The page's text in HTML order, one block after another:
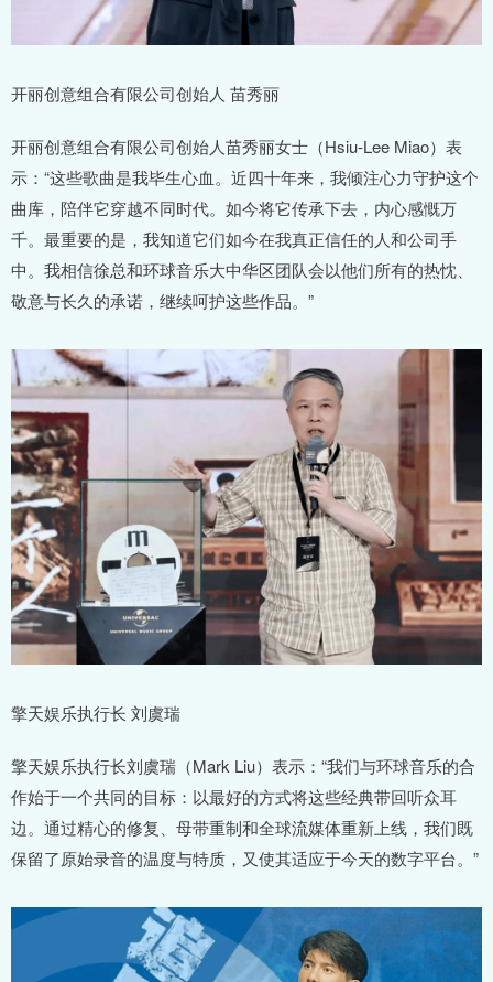
开丽创意组合有限公司创始人 苗秀丽
开丽创意组合有限公司创始人苗秀丽女士（Hsiu-Lee Miao）表
示：“这些歌曲是我毕生心血。近四十年来，我倾注心力守护这个
曲库，陪伴它穿越不同时代。如今将它传承下去，内心感慨万
千。最重要的是，我知道它们如今在我真正信任的人和公司手
中。我相信徐总和环球音乐大中华区团队会以他们所有的热忱、
敬意与长久的承诺，继续呵护这些作品。”
擎天娱乐执行长 刘虞瑞
擎天娱乐执行长刘虞瑞（Mark Liu）表示：“我们与环球音乐的合
作始于一个共同的目标：以最好的方式将这些经典带回听众耳
边。通过精心的修复、母带重制和全球流媒体重新上线，我们既
保留了原始录音的温度与特质，又使其适应于今天的数字平台。”